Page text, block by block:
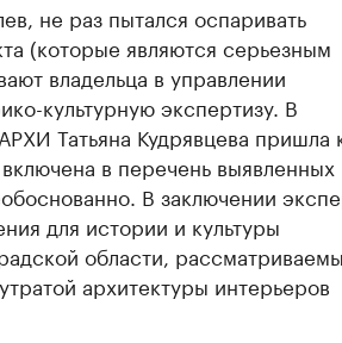
не раз пытался оспаривать
(которые являются серьезным
владельца в управлении
культурную экспертизу. В
Татьяна Кудрявцева пришла
в перечень выявленных
В заключении
для истории и культуры
области,
архитектуры интерьеров